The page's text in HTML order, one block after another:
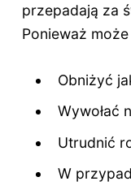
przepadają za
Ponieważ
Obniżyć
Wywołać
Utrudnić
W